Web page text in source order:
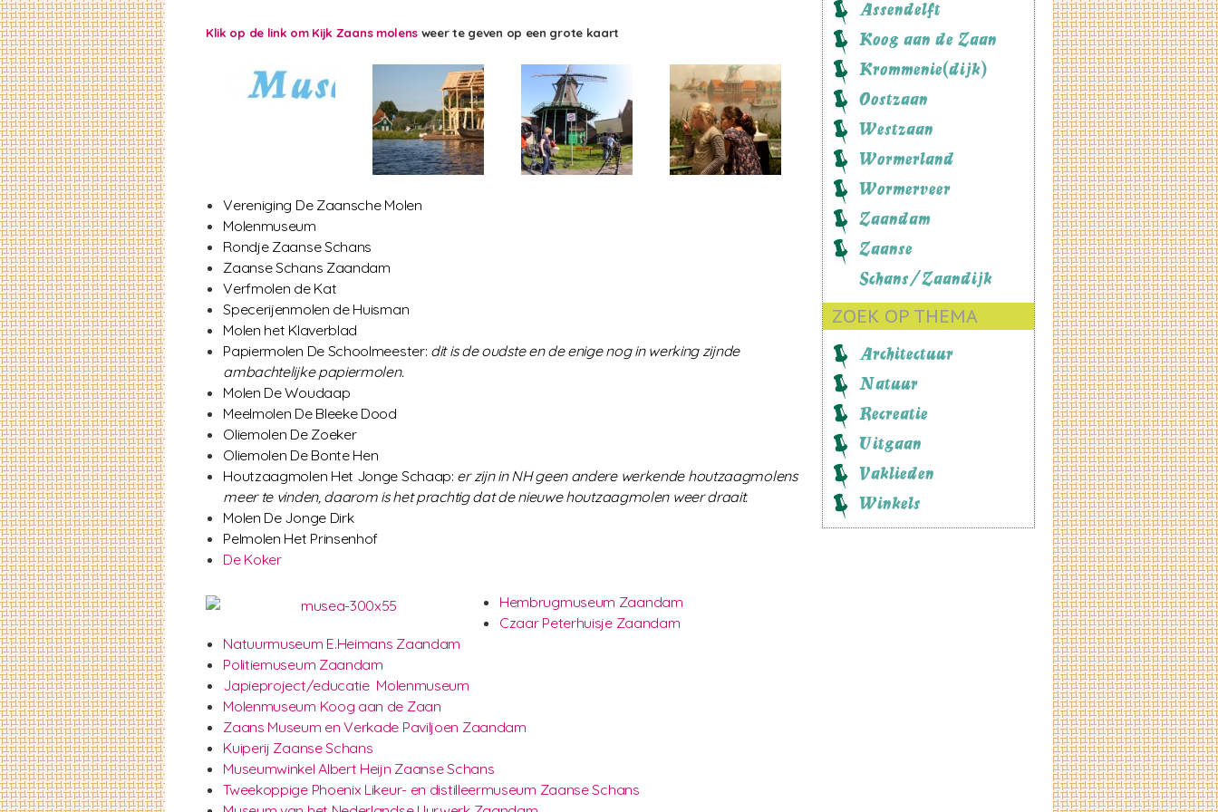
Klik op de link om Kijk Zaans molens weer te geven op een grote kaart
Vereniging De Zaansche Molen
Molenmuseum
Rondje Zaanse Schans
Zaanse Schans Zaandam
Verfmolen de Kat
Specerijenmolen de Huisman
Molen het Klaverblad
Papiermolen De Schoolmeester: dit is de oudste en de enige nog in werking zijnde
ambachtelijke papiermolen.
Molen De Woudaap
Meelmolen De Bleeke Dood
Oliemolen De Zoeker
Oliemolen De Bonte Hen
Houtzaagmolen Het Jonge Schaap: er zijn in NH geen andere werkende houtzaagmolens
meer te vinden, daarom is het prachtig dat de nieuwe houtzaagmolen weer draait.
Molen De Jonge Dirk
Pelmolen Het Prinsenhof
De Koker
Hembrugmuseum Zaandam
Czaar Peterhuisje Zaandam
Natuurmuseum E.Heimans Zaandam
Politiemuseum Zaandam
Japieproject/educatie Molenmuseum
Molenmuseum Koog aan de Zaan
Zaans Museum en Verkade Paviljoen Zaandam
Kuiperij Zaanse Schans
Museumwinkel Albert Heijn Zaanse Schans
Tweekoppige Phoenix Likeur- en distilleermuseum Zaanse Schans
Assendelft
Koog aan de Zaan
Krommenie(dijk)
Oostzaan
Westzaan
Wormerland
Wormerveer
Zaandam
Zaanse
Schans/Zaandijk
ZOEK OP THEMA
Architectuur
Natuur
Recreatie
Uitgaan
Vaklieden
Winkels